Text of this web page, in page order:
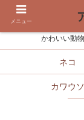
かわいい動
ネコ
カワウソ
メニュー